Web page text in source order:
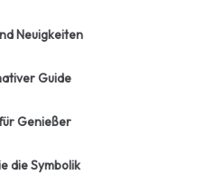
Neuigkeiten
Guide
Genießer
die Symbolik